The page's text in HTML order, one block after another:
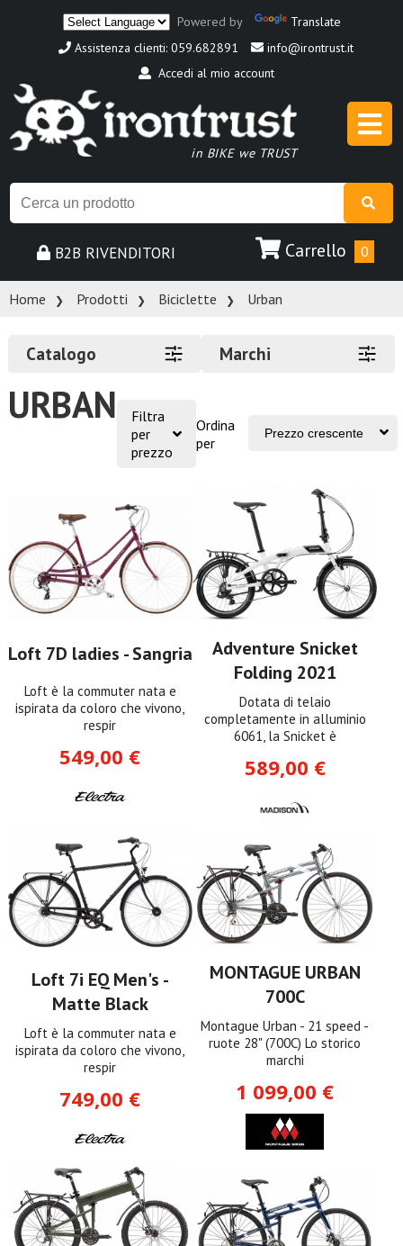
Powered by
Translate
Assistenza clienti: 059.682891
info@irontrust.it
Accedi al mio account
in BIKE we TRUST
B2B RIVENDITORI Carrello 0
Home Prodotti Biciclette Urban
Catalogo Marchi
URBAN
Filtra
per
prezzo
Ordina
per
Loft 7D ladies - Sangria
Loft è la commuter nata e
ispirata da coloro che vivono,
respir
549,00 €
Adventure Snicket
Folding 2021
Dotata di telaio
completamente in alluminio
6061, la Snicket è
589,00 €
Loft 7i EQ Men's -
Matte Black
Loft è la commuter nata e
ispirata da coloro che vivono,
respir
749,00 €
MONTAGUE URBAN
700C
Montague Urban - 21 speed -
ruote 28" (700C) Lo storico
marchi
1 099,00 €